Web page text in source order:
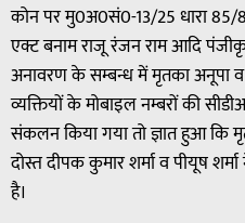
कोन पर मु0अ0सं0-13/25 धारा 85/
एक्ट बनाम राजू रंजन राम आदि
अनावरण के सम्बन्ध में मृतका अनूपा
व्यक्तियों के मोबाइल नम्बरों की
संकलन किया गया तो ज्ञात हुआ कि
दोस्त दीपक कुमार शर्मा व पीयूष
है।